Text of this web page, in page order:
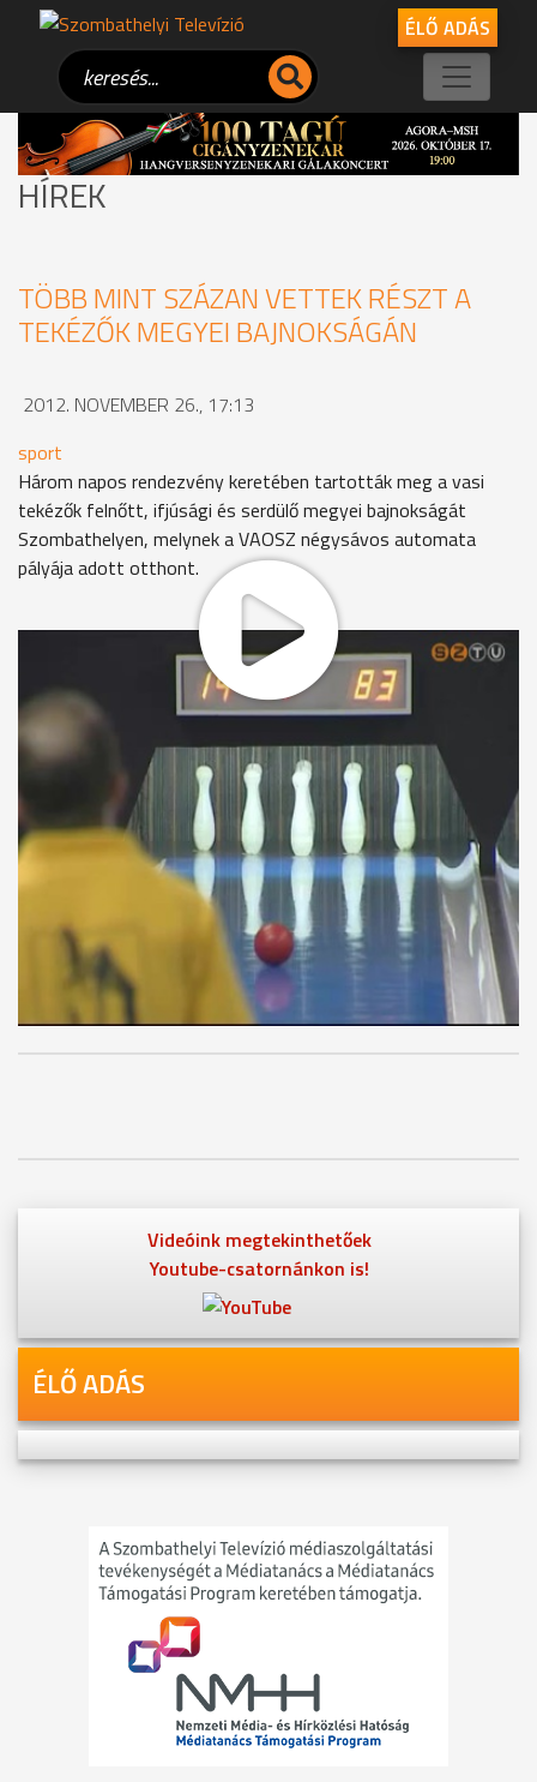
ÉLŐ ADÁS
HÍREK
TÖBB MINT SZÁZAN VETTEK RÉSZT A
TEKÉZŐK MEGYEI BAJNOKSÁGÁN
2012. NOVEMBER 26., 17:13
sport
Három napos rendezvény keretében tartották meg a vasi
tekézők felnőtt, ifjúsági és serdülő megyei bajnokságát
Szombathelyen, melynek a VAOSZ négysávos automata
pályája adott otthont.
A viadalon összesen több mint száz férfi illetve női
versenyző gurított. Az indulók között voltak alacsonyabb
osztályban szereplő tekések, de eljöttek az NB I-es
együttesek játékosai, valamint a Szuper-ligás Répcelak
sportolói is. A megyei bajnoki címet végül a férfiaknál a
csákánydoroszlói Márton Szabolcs szerezte meg, míg a
nőknél a Bulcsú Vezér TK versenyzője, Polgár Gyöngyi
bizonyult a legjobbnak.
MEGOSZTÁS
Videóink megtekinthetőek
Youtube-csatornánkon is!
ÉLŐ ADÁS